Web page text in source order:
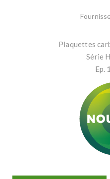
Plaquettes
Série
Ep.